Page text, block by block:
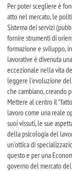
Per poter scegliere è
atto nel mercato, le
Sistema dei servizi
fornire strumenti di
formazione e sviluppo,
lavorative è divenuta
eccezionale nella vita
leggere l'evoluzione
che cambiano, creando
Mettere al centro il
lavoro come una reale
suoi vissuti, le sue
della psicologia del
un'ottica di
questo e per una
governo del mercato